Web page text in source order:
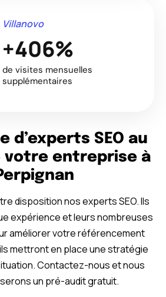
Villanovo
+406%
de visites mensuelles
supplémentaires
d’experts SEO au
votre entreprise à
disposition nos experts SEO. Ils
expérience et leurs nombreuses
améliorer votre référencement
mettront en place une stratégie
Contactez-nous et nous
un pré-audit gratuit.